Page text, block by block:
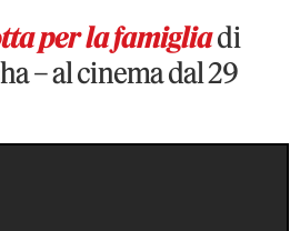
per la famigliadi
– al cinema dal 29